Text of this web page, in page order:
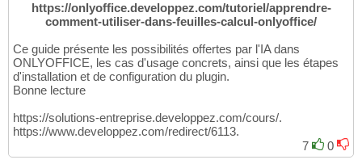
https://onlyoffice.developpez.com/tutoriel/apprendre-
comment-utiliser-dans-feuilles-calcul-onlyoffice/
Ce guide présente les possibilités offertes par l'IA dans
ONLYOFFICE, les cas d'usage concrets, ainsi que les étapes
d'installation et de configuration du plugin.
Bonne lecture
https://solutions-entreprise.developpez.com/cours/.
https://www.developpez.com/redirect/6113.
7
0